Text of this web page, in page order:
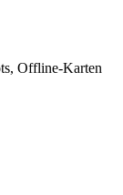
Offline-Karten